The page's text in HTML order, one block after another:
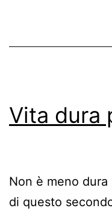
Vita dura
Non è meno
di questo